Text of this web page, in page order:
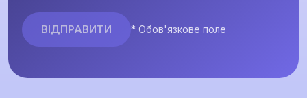
* Обов'язкове поле